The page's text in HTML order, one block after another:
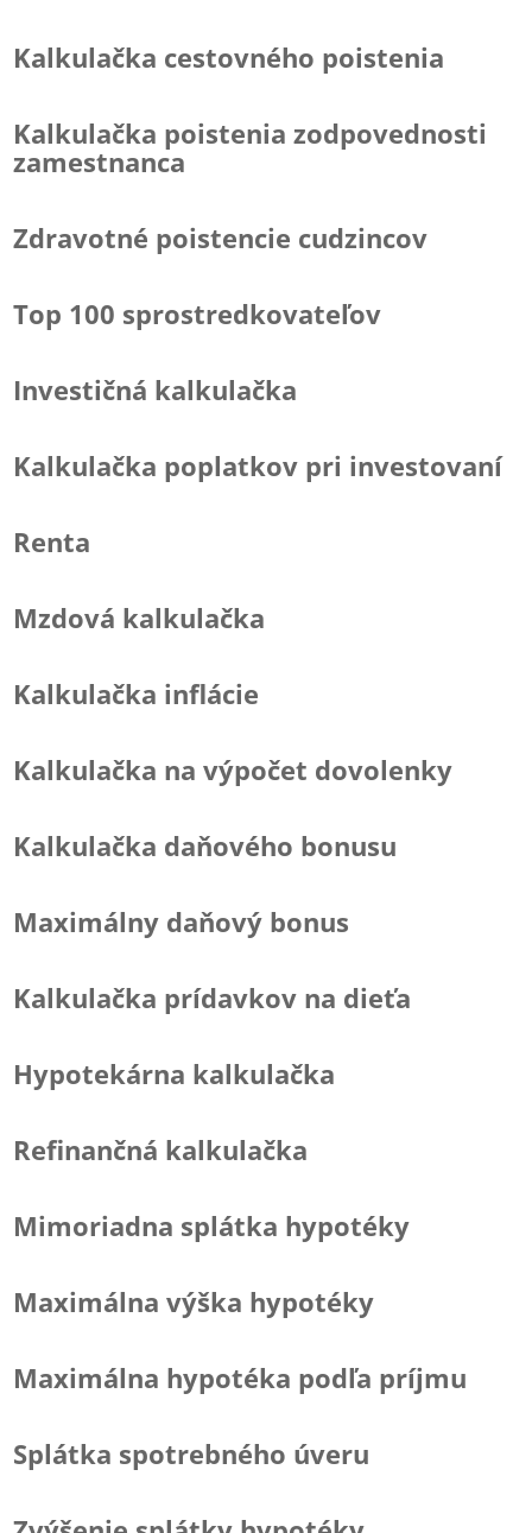
Kalkulačka cestovného poistenia
Kalkulačka poistenia zodpovednosti
zamestnanca
Zdravotné poistencie cudzincov
Top 100 sprostredkovateľov
Investičná kalkulačka
Kalkulačka poplatkov pri investovaní
Renta
Mzdová kalkulačka
Kalkulačka inflácie
Kalkulačka na výpočet dovolenky
Kalkulačka daňového bonusu
Maximálny daňový bonus
Kalkulačka prídavkov na dieťa
Hypotekárna kalkulačka
Refinančná kalkulačka
Mimoriadna splátka hypotéky
Maximálna výška hypotéky
Maximálna hypotéka podľa príjmu
Splátka spotrebného úveru